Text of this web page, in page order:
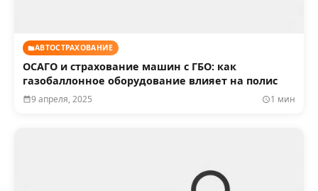
АВТОСТРАХОВАНИЕ
ОСАГО и страхование машин с ГБО: как
газобаллонное оборудование влияет на полис
9 апреля, 2025 1 мин